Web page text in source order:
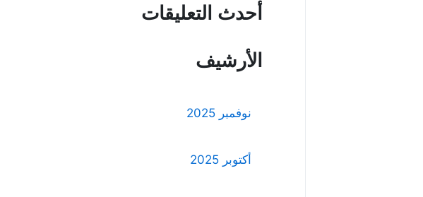
أحدث التعليقات
الأرشيف
نوفمبر 2025
أكتوبر 2025